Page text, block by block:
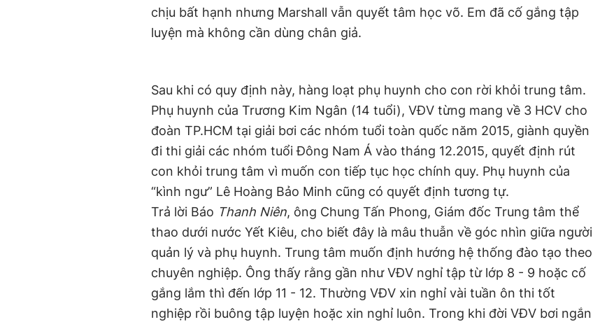
chịu bất hạnh nhưng Marshall vẫn quyết tâm học võ. Em đã cố gắng tập
luyện mà không cần dùng chân giả.
Sau khi có quy định này, hàng loạt phụ huynh cho con rời khỏi trung tâm.
Phụ huynh của Trương Kim Ngân (14 tuổi), VĐV từng mang về 3 HCV cho
đoàn TP.HCM tại giải bơi các nhóm tuổi toàn quốc năm 2015, giành quyền
đi thi giải các nhóm tuổi Đông Nam Á vào tháng 12.2015, quyết định rút
con khỏi trung tâm vì muốn con tiếp tục học chính quy. Phụ huynh của
“kình ngư” Lê Hoàng Bảo Minh cũng có quyết định tương tự.
Trả lời Báo Thanh Niên, ông Chung Tấn Phong, Giám đốc Trung tâm thể
thao dưới nước Yết Kiêu, cho biết đây là mâu thuẫn về góc nhìn giữa người
quản lý và phụ huynh. Trung tâm muốn định hướng hệ thống đào tạo theo
chuyên nghiệp. Ông thấy rằng gần như VĐV nghỉ tập từ lớp 8 - 9 hoặc cố
gắng lắm thì đến lớp 11 - 12. Thường VĐV xin nghỉ vài tuần ôn thi tốt
nghiệp rồi buông tập luyện hoặc xin nghỉ luôn. Trong khi đời VĐV bơi ngắn